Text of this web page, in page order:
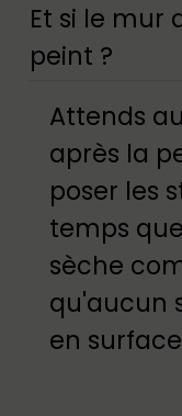
Et si le mur
peint ?
Attends
après la
poser les
temps
sèche
qu'aucun
en